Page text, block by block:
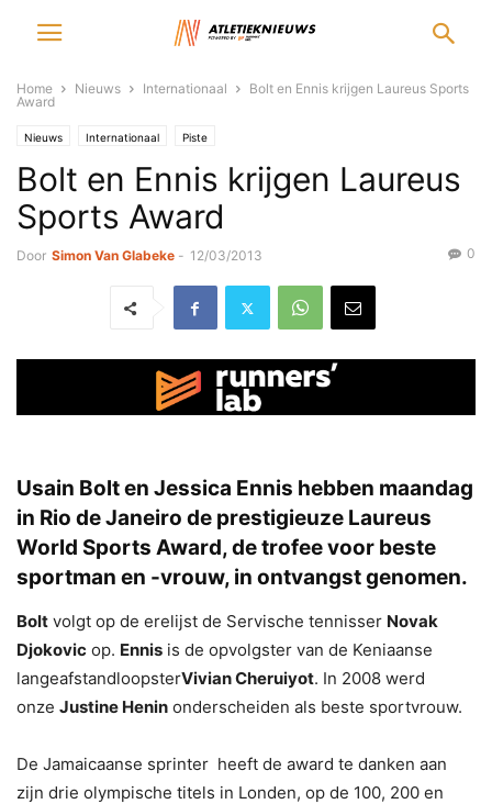
Home Nieuws Internationaal
Bolt en Ennis krijgen Laureus Sports
Award
Nieuws Internationaal Piste
Bolt en Ennis krijgen Laureus
Sports Award
Door Simon Van Glabeke - 12/03/2013 0
Usain Bolt en Jessica Ennis hebben maandag
in Rio de Janeiro de prestigieuze Laureus
World Sports Award, de trofee voor beste
sportman en -vrouw, in ontvangst genomen.
Bolt volgt op de erelijst de Servische tennisser Novak
Djokovic op. Ennis is de opvolgster van de Keniaanse
langeafstandloopsterVivian Cheruiyot. In 2008 werd
onze Justine Henin onderscheiden als beste sportvrouw.
De Jamaicaanse sprinter heeft de award te danken aan
zijn drie olympische titels in Londen, op de 100, 200 en